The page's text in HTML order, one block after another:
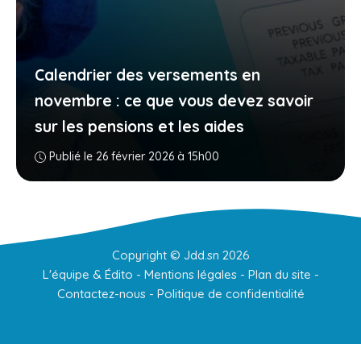
Calendrier des versements en
novembre : ce que vous devez savoir
sur les pensions et les aides
Publié le 26 février 2026 à 15h00
Copyright © Jdd.sn 2026
L'équipe & Édito - Mentions légales- Plan du site -
Contactez-nous- Politique de confidentialité